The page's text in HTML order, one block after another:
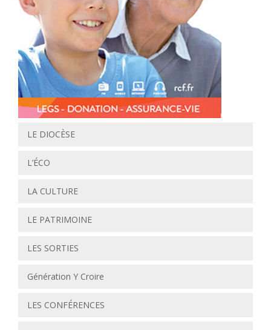
LE DIOCÈSE
L’ÉCO
LA CULTURE
LE PATRIMOINE
LES SORTIES
Génération Y Croire
LES CONFÉRENCES